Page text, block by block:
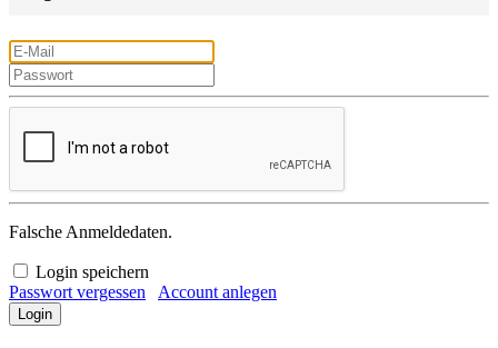
Falsche Anmeldedaten.
Login speichern
Passwort vergessen
Account anlegen